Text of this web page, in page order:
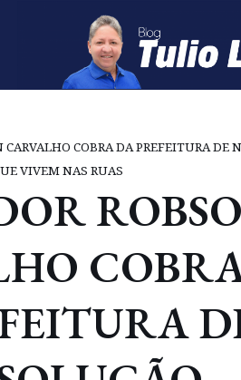
CARVALHO COBRA DA PREFEITURA DE
VIVEM NAS RUAS